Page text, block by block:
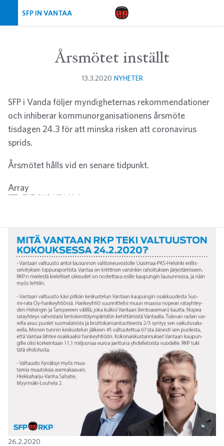
SFP IN VANTAA
Årsmötet inställt
13.3.2020 NYHETER
SFP i Vanda följer myndigheternas rekommendationer
och inhiberar kommunorganisationens årsmöte
tisdagen 24.3 för att minska risken att coronavirus
sprids.
Årsmötet hålls vid en senare tidpunkt.
Array
26.2.2020